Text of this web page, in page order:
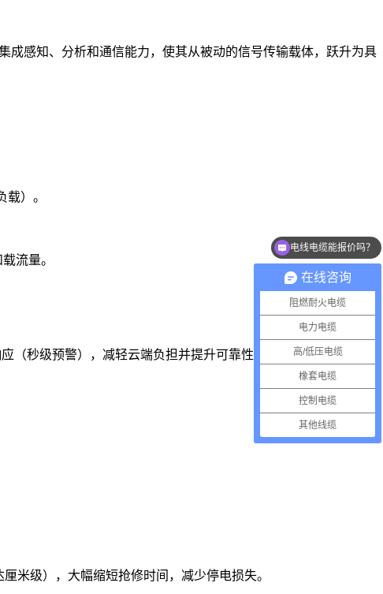
成感知、分析和通信能力，使其从被动的信号传输载体，跃升为具
）。
流量。
（秒级预警），减轻云端负担并提升可靠性。
米级），大幅缩短抢修时间，减少停电损失。
在线咨询
阻燃耐火电缆
电力电缆
高/低压电缆
橡套电缆
控制电缆
其他线缆
电线电缆能报价吗？